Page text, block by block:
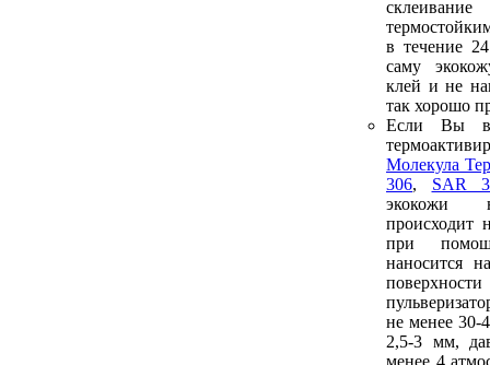
в течение
саму
клей и не
так хорошо
Если Вы
Молекула
306, SAR
экокожи
происходит
при
наносится
не менее 30-
2,5-3 мм,
менее 4